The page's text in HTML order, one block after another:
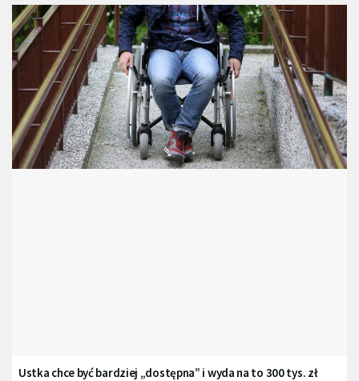
Ustka chce być bardziej „dostępna” i wyda na to 300 tys. zł